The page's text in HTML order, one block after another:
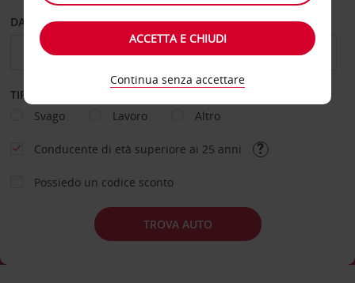
DAL GIORNO AL GIORNO
TIPOLOGIA DI NOLEGGIO
Svago
Lavoro Altro
Conducente di età superiore ai 25 anni
Possiedo un codice sconto
TROVA AUTO
ACCETTA E CHIUDI
Continua senza accettare